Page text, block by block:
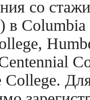
со
в
College.